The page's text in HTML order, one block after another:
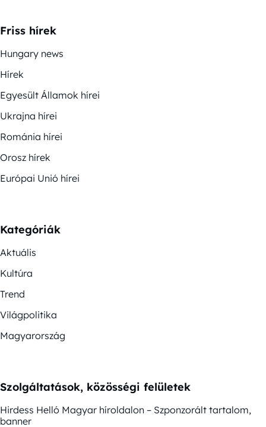
Friss hírek
Hungary news
Hírek
Egyesült Államok hírei
Ukrajna hírei
Románia hírei
Orosz hírek
Európai Unió hírei
Kategóriák
Aktuális
Kultúra
Trend
Világpolitika
Magyarország
Szolgáltatások, közösségi felületek
Hirdess Helló Magyar híroldalon – Szponzorált tartalom,
banner